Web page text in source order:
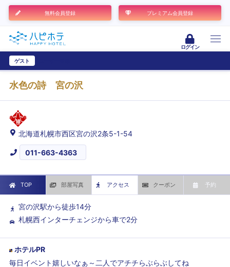
無料会員登録 プレミアム会員登録
ログイン
ゲスト
水色の詩 宮の沢
北海道札幌市西区宮の沢2条5-1-54
011-663-4363
TOP 部屋写真 アクセス クーポン 予約
宮の沢駅から徒歩14分
札幌西インターチェンジから車で2分
ホテルPR
毎日イベント嬉しいなぁ～二人でアチチらぶらぶしてね